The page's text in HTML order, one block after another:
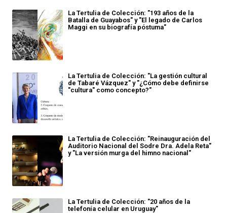
La Tertulia de Colección: "193 años de la
Batalla de Guayabos" y "El legado de Carlos
Maggi en su biografía póstuma"
La Tertulia de Colección: "La gestión cultural
de Tabaré Vázquez" y "¿Cómo debe definirse
"cultura" como concepto?"
La Tertulia de Colección: "Reinauguración del
Auditorio Nacional del Sodre Dra. Adela Reta"
y "La versión murga del himno nacional"
La Tertulia de Colección: "20 años de la
telefonía celular en Uruguay"